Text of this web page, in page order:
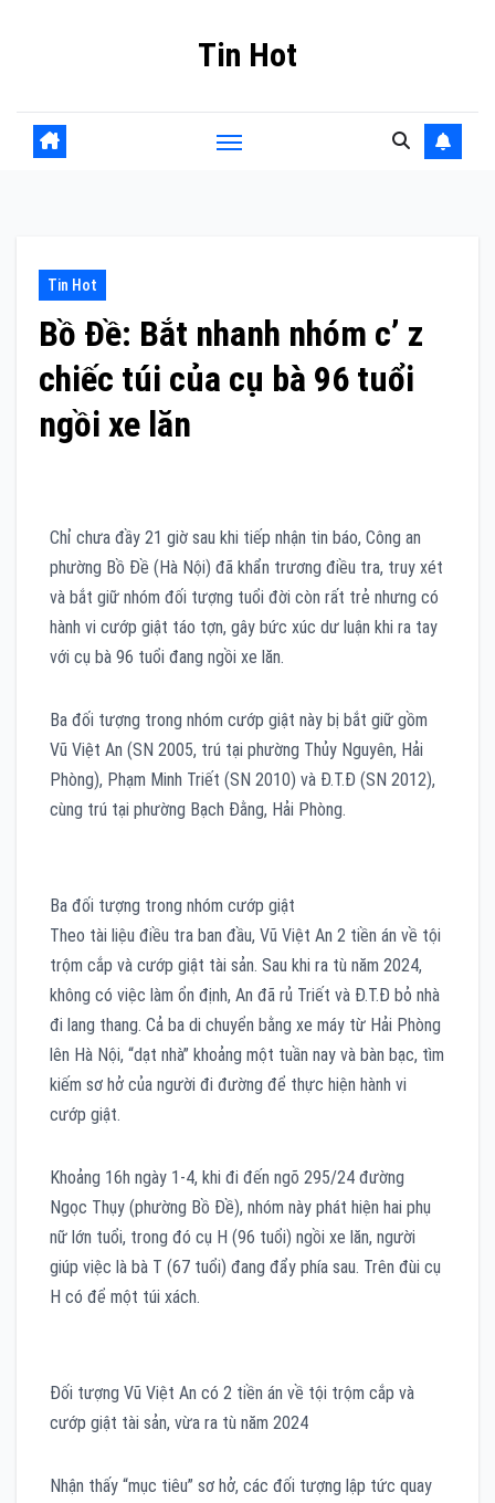
Tin Hot
Tin Hot
Bồ Đề: Bắt nhanh nhóm c’ z
chiếc túi của cụ bà 96 tuổi
ngồi xe lăn
Chỉ chưa đầy 21 giờ sau khi tiếp nhận tin báo, Công an
phường Bồ Đề (Hà Nội) đã khẩn trương điều tra, truy xét
và bắt giữ nhóm đối tượng tuổi đời còn rất trẻ nhưng có
hành vi cướp giật táo tợn, gây bức xúc dư luận khi ra tay
với cụ bà 96 tuổi đang ngồi xe lăn.
Ba đối tượng trong nhóm cướp giật này bị bắt giữ gồm
Vũ Việt An (SN 2005, trú tại phường Thủy Nguyên, Hải
Phòng), Phạm Minh Triết (SN 2010) và Đ.T.Đ (SN 2012),
cùng trú tại phường Bạch Đằng, Hải Phòng.
Ba đối tượng trong nhóm cướp giật
Theo tài liệu điều tra ban đầu, Vũ Việt An 2 tiền án về tội
trộm cắp và cướp giật tài sản. Sau khi ra tù năm 2024,
không có việc làm ổn định, An đã rủ Triết và Đ.T.Đ bỏ nhà
đi lang thang. Cả ba di chuyển bằng xe máy từ Hải Phòng
lên Hà Nội, “dạt nhà” khoảng một tuần nay và bàn bạc, tìm
kiếm sơ hở của người đi đường để thực hiện hành vi
cướp giật.
Khoảng 16h ngày 1-4, khi đi đến ngõ 295/24 đường
Ngọc Thụy (phường Bồ Đề), nhóm này phát hiện hai phụ
nữ lớn tuổi, trong đó cụ H (96 tuổi) ngồi xe lăn, người
giúp việc là bà T (67 tuổi) đang đẩy phía sau. Trên đùi cụ
H có để một túi xách.
Đối tượng Vũ Việt An có 2 tiền án về tội trộm cắp và
cướp giật tài sản, vừa ra tù năm 2024
Nhận thấy “mục tiêu” sơ hở, các đối tượng lập tức quay